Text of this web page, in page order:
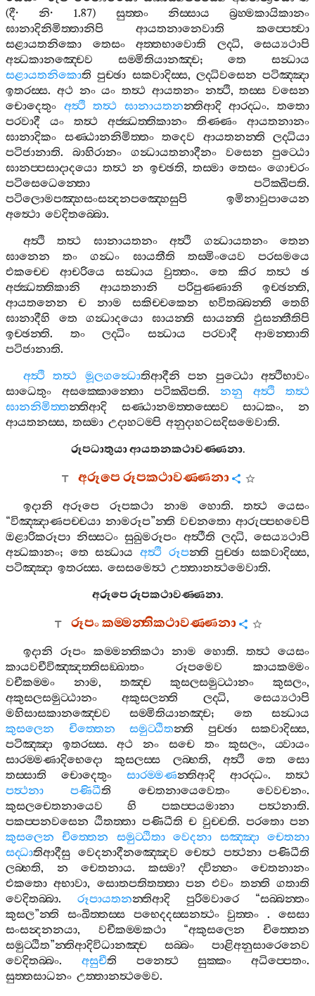
(දී·නි· 1.87) සුත‍්තං නිස‍්සාය
බ්‍රහ‍්මකායිකානං
ඝානාදිනිමිත‍්තානිපි
ආයතනානෙවාති
කප‍්පෙත්‍වා
සළායතනිකො
තෙසං අත‍්තභාවොති ලද‍්ධි, සෙය්‍යථාපි
අන්‍ධකානඤ‍්චෙව
සම‍්මිතියානඤ‍්ච;තෙ
සන්‍ධාය
සළායතනිකොති පුච‍්ඡා සකවාදිස‍්ස, ලද‍්ධිවසෙන පටිඤ‍්ඤා
ඉතරස‍්ස. අථ නං යං තත්‍ථ ආයතනං නත්‍ථි,තස‍්ස වසෙන
චොදෙතුං අත්‍ථි තත්‍ථ ඝානායතනන‍්තිආදි ආරද‍්ධං.තතො
පරවාදී
යං තත්‍ථ අජ‍්ඣත‍්තිකානං තිණ‍්ණං
ආයතනානං
ඝානාදිකං
සණ‍්ඨානනිමිත‍්තං තදෙව ආයතනන‍්ති
ලද‍්ධියා
පටිජානාති. බාහිරානං ගන්‍ධායතනාදීනං වසෙන
පුට‍්ඨො
ඝානප‍්පසාදාදයො තත්‍ථ න ඉච‍්ඡති, තස‍්මා තෙසං ගොචරං
පටිසෙධෙන‍්තො
පටික‍්ඛිපති.
පටිලොමපඤ‍්හසංසන්‍දනපඤ‍්හෙසුපි
ඉමිනාවුපායෙන
අත්‍ථො වෙදිතබ‍්බො.
අත්‍ථි
තත්‍ථ ඝානායතනං අත්‍ථි ගන්‍ධායතනං
තෙන
ඝානෙන
තං ගන්‍ධං ඝායතීති තස‍්මිංයෙව
පරසමයෙ
එකච‍්චෙ
ආචරියෙ සන්‍ධාය වුත‍්තං. තෙ කිර තත්‍ථ
ඡ
අජ‍්ඣත‍්තිකානි
ආයතනානි පරිපුණ‍්ණානි ඉච‍්ඡන‍්ති,
ආයතනෙන
ච නාම සකිච‍්චකෙන භවිතබ‍්බන‍්ති
තෙහි
ඝානාදීහි
තෙ ගන්‍ධාදයො ඝායන‍්ති සායන‍්ති
ඵුසන‍්තීතිපි
ඉච‍්ඡන‍්ති. තං ලද‍්ධිං සන්‍ධාය පරවාදී
ආමන‍්තාති
පටිජානාති.
අත්‍ථි
තත්‍ථ මූලගන්‍ධොතිආදීනි පන පුට‍්ඨො
අත්‍ථිභාවං
සාධෙතුං
අසක‍්කොන‍්තො පටික‍්ඛිපති. නනු අත්‍ථි
තත්‍ථ
ඝානනිමිත‍්තන‍්තිආදි සණ‍්ඨානමත‍්තස‍්සෙව සාධකං,න
ආයතනස‍්ස, තස‍්මා උදාහටම‍්පි අනුදාහටසදිසමෙවාති.
රූපධාතුයාආයතනකථාවණ‍්ණනා.
අරූපෙරූපකථාවණ‍්ණනා
ඉදානි අරූපෙ රූපකථා නාම හොති.තත්‍ථ
යෙසං
“විඤ‍්ඤාණපච‍්චයා නාමරූප”න‍්ති වචනතො ආරුප‍්පභවෙපි
ඔළාරිකරූපා නිස‍්සටං සුඛුමරූපං අත්‍ථීති ලද‍්ධි,සෙය්‍යථාපි
අන්‍ධකානං; තෙ සන්‍ධාය අත්‍ථි රූපන‍්ති පුච‍්ඡා සකවාදිස‍්ස,
පටිඤ‍්ඤා ඉතරස‍්ස. සෙසමෙත්‍ථ උත‍්තානත්‍ථමෙවාති.
අරූපෙරූපකථාවණ‍්ණනා.
රූපංකම‍්මන‍්තිකථාවණ‍්ණනා
ඉදානි රූපං කම‍්මන‍්තිකථා නාම හොති. තත්‍ථ යෙසං
කායවචීවිඤ‍්ඤත‍්තිසඞ‍්ඛාතං
රූපමෙව
කායකම‍්මං
වචීකම‍්මං
නාම, තඤ‍්ච කුසලසමුට‍්ඨානං කුසලං,
අකුසලසමුට‍්ඨානං
අකුසලන‍්ති ලද‍්ධි,සෙය්‍යථාපි
මහිසාසකානඤ‍්චෙව
සම‍්මිතියානඤ‍්ච; තෙ
සන්‍ධාය
කුසලෙන
චිත‍්තෙන සමුට‍්ඨිතන‍්ති පුච‍්ඡා සකවාදිස‍්ස,
පටිඤ‍්ඤා
ඉතරස‍්ස.අථ නං සචෙ තං කුසලං,ය‍්වායං
සාරම‍්මණාදිභෙදො
කුසලස‍්ස ලබ‍්භති,අත්‍ථි තෙ
සො
තස‍්සාති
චොදෙතුං සාරම‍්මණන‍්තිආදි ආරද‍්ධං. තත්‍ථ
පත්‍ථනා
පණිධීති චෙතනායෙවෙතං වෙවචනං.
කුසලචෙතනායෙව
හි පකප‍්පයමානා පත්‍ථනාති.
පකප‍්පනවසෙන ඨිතත‍්තා පණිධීති ච වුච‍්චති. පරතො පන
කුසලෙන
චිත‍්තෙන සමුට‍්ඨිතා වෙදනා සඤ‍්ඤා
චෙතනා
සද‍්ධාතිආදීසු වෙදනාදීනඤ‍්ඤෙව චෙත්‍ථ පත්‍ථනා පණිධීති
ලබ‍්භති, න චෙතනාය. කස‍්මා?ද‍්වින‍්නං
චෙතනානං
එකතො අභාවා, සොතපතිතත‍්තා පන එවං තන‍්ති ගතාති
වෙදිතබ‍්බා. රූපායතනන‍්තිආදි පුරිමවාරෙ“සබ‍්බන‍්තං
කුසල”න‍්ති සංඛිත‍්තස‍්ස පභෙදදස‍්සනත්‍ථං වුත‍්තං .සෙසා
සංසන්‍දනනයා, වචීකම‍්මකථා“අකුසලෙන
චිත‍්තෙන
සමුට‍්ඨිත”න‍්තිආදිවිධානඤ‍්ච සබ‍්බං
පාළිඅනුසාරෙනෙව
වෙදිතබ‍්බං. අසුචීති පනෙත්‍ථ සුක‍්කං අධිප‍්පෙතං.
සුත‍්තසාධනං උත‍්තානත්‍ථමෙව.